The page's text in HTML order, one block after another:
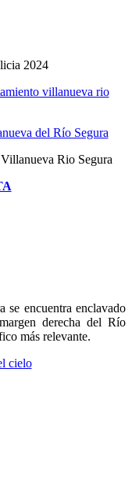
encuentra enclavado
derecha del Río
más relevante.